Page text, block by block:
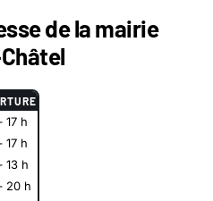
de la mairie
17 h
17 h
13 h
20 h